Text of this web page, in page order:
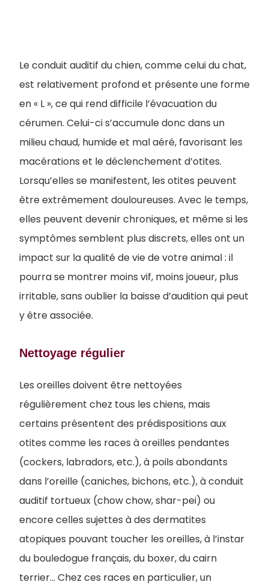
Le conduit auditif du chien, comme celui du chat,
est relativement profond et présente une forme
en « L », ce qui rend difficile l’évacuation du
cérumen. Celui-ci s’accumule donc dans un
milieu chaud, humide et mal aéré, favorisant les
macérations et le déclenchement d’otites.
Lorsqu’elles se manifestent, les otites peuvent
être extrêmement douloureuses. Avec le temps,
elles peuvent devenir chroniques, et même si les
symptômes semblent plus discrets, elles ont un
impact sur la qualité de vie de votre animal : il
pourra se montrer moins vif, moins joueur, plus
irritable, sans oublier la baisse d’audition qui peut
y être associée.
Nettoyage régulier
Les oreilles doivent être nettoyées
régulièrement chez tous les chiens, mais
certains présentent des prédispositions aux
otites comme les races à oreilles pendantes
(cockers, labradors, etc.), à poils abondants
dans l’oreille (caniches, bichons, etc.), à conduit
auditif tortueux (chow chow, shar-pei) ou
encore celles sujettes à des dermatites
atopiques pouvant toucher les oreilles, à l’instar
du bouledogue français, du boxer, du cairn
terrier... Chez ces races en particulier, un